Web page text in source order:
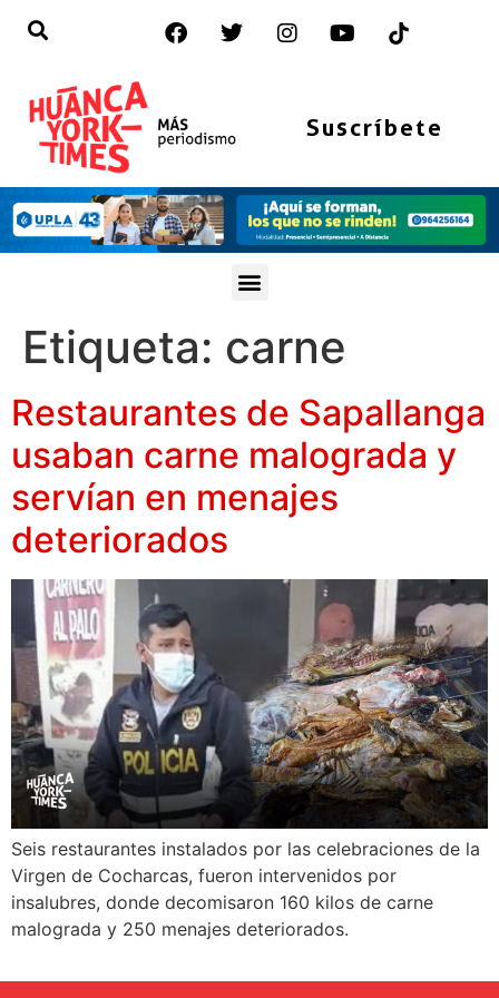
Suscríbete
Etiqueta: carne
Restaurantes de Sapallanga
usaban carne malograda y
servían en menajes
deteriorados
Seis restaurantes instalados por las celebraciones de la
Virgen de Cocharcas, fueron intervenidos por
insalubres, donde decomisaron 160 kilos de carne
malograda y 250 menajes deteriorados.